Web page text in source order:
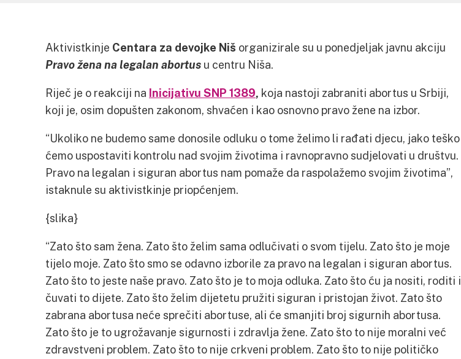
Aktivistkinje Centara za devojke Niš organizirale su u ponedjeljak javnu akciju
Pravo žena na legalan abortus u centru Niša.
Riječ je o reakciji na Inicijativu SNP 1389, koja nastoji zabraniti abortus u Srbiji,
koji je, osim dopušten zakonom, shvaćen i kao osnovno pravo žene na izbor.
“Ukoliko ne budemo same donosile odluku o tome želimo li rađati djecu, jako teško
ćemo uspostaviti kontrolu nad svojim životima i ravnopravno sudjelovati u društvu.
Pravo na legalan i siguran abortus nam pomaže da raspolažemo svojim životima”,
istaknule su aktivistkinje priopćenjem.
{slika}
“Zato što sam žena. Zato što želim sama odlučivati o svom tijelu. Zato što je moje
tijelo moje. Zato što smo se odavno izborile za pravo na legalan i siguran abortus.
Zato što to jeste naše pravo. Zato što je to moja odluka. Zato što ću ja nositi, roditi i
čuvati to dijete. Zato što želim dijetetu pružiti siguran i pristojan život. Zato što
zabrana abortusa neće sprečiti abortuse, ali će smanjiti broj sigurnih abortusa.
Zato što je to ugrožavanje sigurnosti i zdravlja žene. Zato što to nije moralni već
zdravstveni problem. Zato što to nije crkveni problem. Zato što to nije političko